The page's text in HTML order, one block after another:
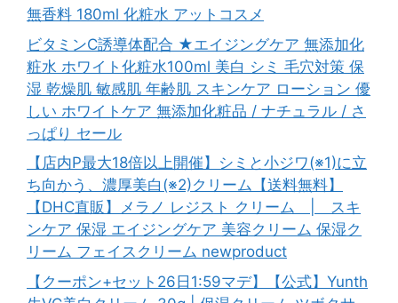
無香料 180ml 化粧水 アットコスメ
ビタミンC誘導体配合 ★エイジングケア 無添加化
粧水 ホワイト化粧水100ml 美白 シミ 毛穴対策 保
湿 乾燥肌 敏感肌 年齢肌 スキンケア ローション 優
しい ホワイトケア 無添加化粧品 / ナチュラル / さ
っぱり セール
【店内P最大18倍以上開催】シミと小ジワ(※1)に立
ち向かう、濃厚美白(※2)クリーム【送料無料】
【DHC直販】メラノ レジスト クリーム | スキ
ンケア 保湿 エイジングケア 美容クリーム 保湿ク
リーム フェイスクリーム newproduct
【クーポン+セット26日1:59マデ】【公式】Yunth